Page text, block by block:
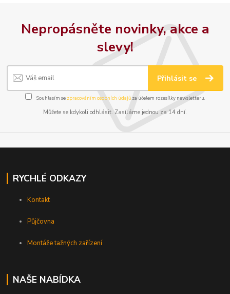
Nepropásněte novinky, akce a
slevy!
Přihlásit se
Souhlasím se zpracováním osobních údajůza účelem rozesílky newsletteru.
Můžete se kdykoli odhlásit. Zasíláme jednou za 14 dní.
RYCHLÉ ODKAZY
Kontakt
Půjčovna
Montáže tažných zařízení
NAŠE NABÍDKA